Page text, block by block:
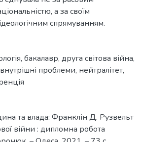
а за своїм
спрямуванням.
, бакалавр, друга світова війна,
внутрішні проблеми, нейтралітет,
та влада: Франклін Д. Рузвельт
війни : дипломна робота